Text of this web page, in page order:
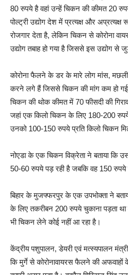
80 रुपये है वहां उन्हें चिकन की कीमत 20
पोल्ट्री उद्योग देश में प्रत्यक्ष और अप्रत्यक्ष
रोजगार देता है, लेकिन चिकन से कोरोना
उद्योग तबाह हो गया है जिससे इस उद्योग
कोरोना फैलने के डर के मारे लोग मांस,
करने लगे हैं जिससे चिकन की मांग कम हो गई
चिकन की थोक कीमत में 70 फीसदी की
जहां एक किलो चिकन के लिए 180-200
उनको 100-150 रुपये प्रति किलो चिकन
नोएडा के एक चिकन विक्रेता ने बताया कि
50-60 रुपये पड़ रही है जबकि वह 150 रुपये
बिहार के मुजफ्फरपुर के एक उपभोक्ता ने
के लिए तकरीबन 200 रुपये चुकाना पड़ता
भी चिकन लेने कोई नहीं आ रहा है।
केंद्रीय पशुपालन, डेयरी एवं मत्स्यपालन मंत्री
कि मुर्गे से कोरोनावायरस फैलने की